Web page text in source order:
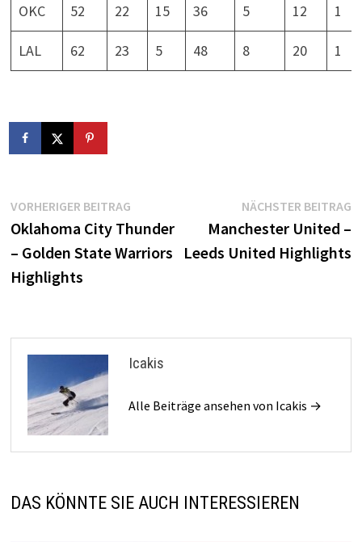
OKC 52 22 15 36 5 12 1
LAL 62 23 5 48 8 20 1
Beitragsnavigation
VORHERIGER BEITRAGVorheriger
Beitrag:
Oklahoma City Thunder
– Golden State Warriors
Highlights
NÄCHSTER BEITRAG
Manchester United –
Leeds United Highlights
Icakis
Alle Beiträge ansehen von Icakis →
DAS KÖNNTE SIE AUCH INTERESSIEREN